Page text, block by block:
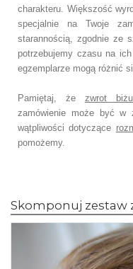
charakteru. Większość
specjalnie na Twoje
starannością, zgodnie ze
potrzebujemy czasu na
egzemplarze mogą różnić
Pamiętaj, że zwrot
zamówienie może być w
wątpliwości dotyczące
pomożemy.
Skomponuj zestaw